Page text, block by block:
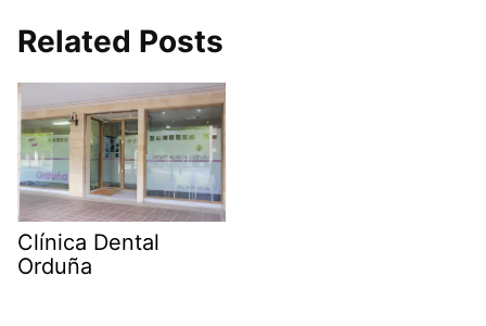
Related Posts
Clínica Dental
Orduña